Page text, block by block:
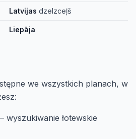
Latvijas dzelzceļš
Liepāja
we wszystkich planach, w
wyszukiwanie łotewskie